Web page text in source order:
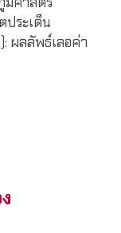
ประเด็น
ผลลัพธ์เลอค่า